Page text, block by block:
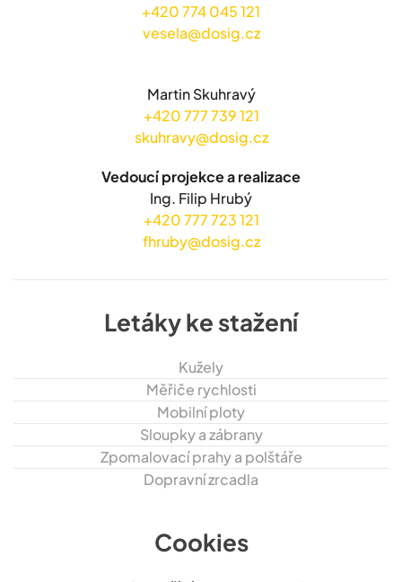
+420 774 045 121
vesela@dosig.cz
Martin Skuhravý
+420 777 739 121
skuhravy@dosig.cz
Vedoucí projekce a realizace
Ing. Filip Hrubý
+420 777 723 121
fhruby@dosig.cz
Letáky ke stažení
Kužely
Měřiče rychlosti
Mobilní ploty
Sloupky a zábrany
Zpomalovací prahy a polštáře
Dopravní zrcadla
Cookies